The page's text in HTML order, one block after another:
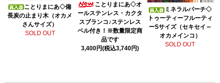
ことりまにあ◇備
長炭の止まり木（オカメ
さんサイズ）
SOLD OUT
ことりまにあ◇オ
ールステンレス・カクタ
スブランコ♪ステンレス
ベル付き！※数量限定商
品です
3,400円(税込3,740円)
ミネラルパーチ◇
トゥーティーフルーティ
ーSサイズ（セキセイ～
オカメインコ）
SOLD OUT